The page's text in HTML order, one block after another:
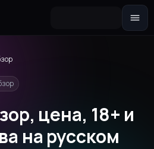
цена, 18+ и
на русском